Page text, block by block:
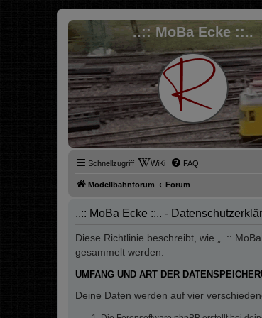
..:: MoBa Ecke ::..
Schnellzugriff WiKi FAQ
Modellbahnforum Forum
..:: MoBa Ecke ::.. -
Diese Richtlinie beschreibt, wie „..::
gesammelt werden.
UMFANG UND ART DER
Deine Daten werden auf vier